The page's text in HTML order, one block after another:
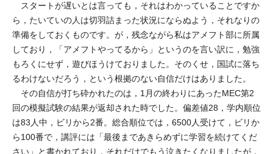
スタートが遅いとは言っても，それはわかっていることですか
ら，たいていの人は切羽詰まった状況にならぬよう，それなりの
準備をしておくものです。が，残念ながら私はアメフト部に所属
しており，「アメフトやってるから」というのを言い訳に，勉強
もろくにせず，遊びほうけておりました。そのくせ，国試に落ち
るわけないだろう，という根拠のない自信だけはありました。
その自信が打ち砕かれたのは，1月の終わりにあったMEC第2
回の模擬試験の結果が返却された時でした。偏差値28，学内順位
は83人中，ビリから2番。総合順位では，6500人受けて，ビリか
ら100番で，講評には「最後まであきらめずに学習を続けてくだ
さい」と書かれており，それだけでもう泣きたくなりましたが，